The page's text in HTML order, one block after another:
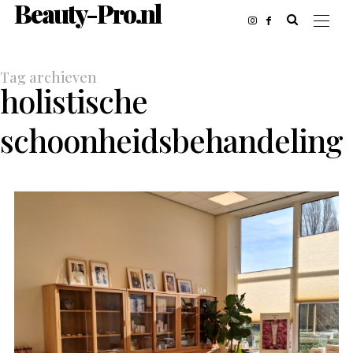
Beauty-Pro.nl
Tag archieven
holistische
schoonheidsbehandeling